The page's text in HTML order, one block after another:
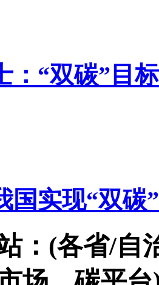
：“双碳”目
国实现“双碳
：(各省/自